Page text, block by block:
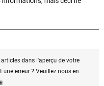
dans l'aperçu de votre
erreur ? Veuillez nous en